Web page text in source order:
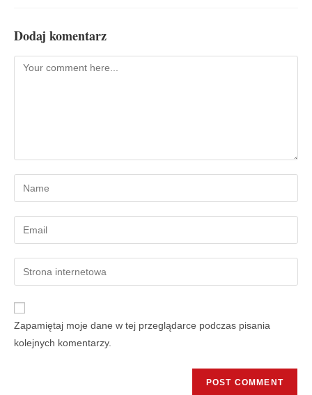
Dodaj komentarz
Zapamiętaj moje dane w tej przeglądarce podczas pisania
kolejnych komentarzy.